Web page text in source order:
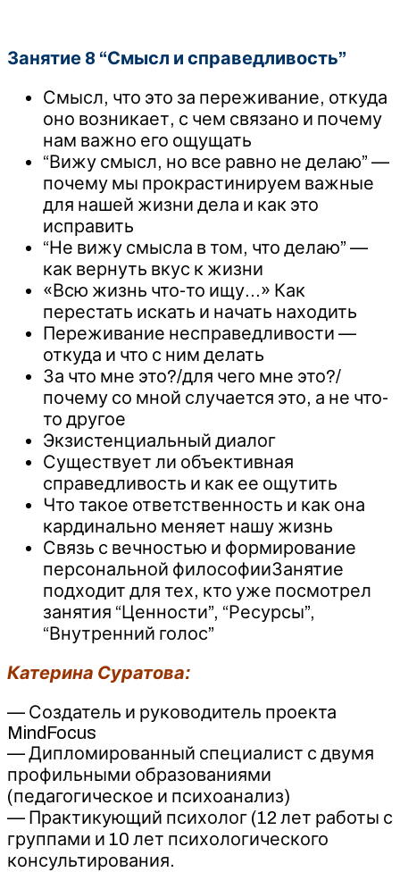
Занятие 8 “Смысл и справедливость”
Смысл, что это за переживание, откуда
оно возникает, с чем связано и почему
нам важно его ощущать
“Вижу смысл, но все равно не делаю” —
почему мы прокрастинируем важные
для нашей жизни дела и как это
исправить
“Не вижу смысла в том, что делаю” —
как вернуть вкус к жизни
«Всю жизнь что-то ищу…» Как
перестать искать и начать находить
Переживание несправедливости —
откуда и что с ним делать
За что мне это?/для чего мне это?/
почему со мной случается это, а не что-
то другое
Экзистенциальный диалог
Существует ли объективная
справедливость и как ее ощутить
Что такое ответственность и как она
кардинально меняет нашу жизнь
Связь с вечностью и формирование
персональной философииЗанятие
подходит для тех, кто уже посмотрел
занятия “Ценности”, “Ресурсы”,
“Внутренний голос”
Катерина Суратова:
— Создатель и руководитель проекта
MindFocus
— Дипломированный специалист с двумя
профильными образованиями
(педагогическое и психоанализ)
— Практикующий психолог (12 лет работы с
группами и 10 лет психологического
консультирования.